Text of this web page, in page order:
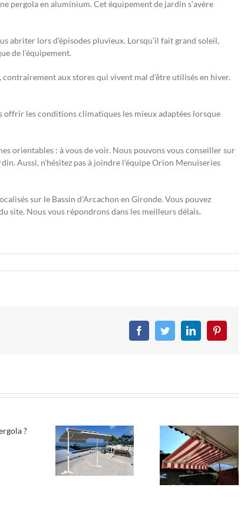
pergola en aluminium. Cet équipement de jardin s’avère
abriter lors d’épisodes pluvieux. Lorsqu’il fait grand soleil,
de l’équipement.
aux stores qui vivent mal d’être utilisés en hiver.
offrir les conditions climatiques les mieux adaptées lorsque
orientables : à vous de voir. Nous pouvons vous conseiller sur
Aussi, n’hésitez pas à joindre l’équipe Orion Menuiseries
sur le Bassin d’Arcachon en Gironde. Vous pouvez
site. Nous vous répondrons dans les meilleurs délais.
FacebookTwitterLinkedInPinterest